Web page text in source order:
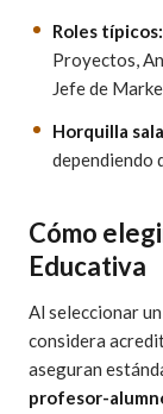
Roles típicos:
Proyectos,
Jefe de
Horquilla
dependiendo
Cómo
Educativa
Al seleccionar un
considera
aseguran
profesor-